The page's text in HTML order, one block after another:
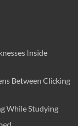
Inside
Between Clicking
While Studying